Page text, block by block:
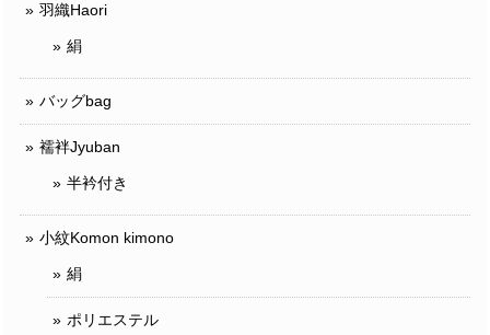
羽織Haori
絹
バッグbag
襦袢Jyuban
半衿付き
小紋Komon kimono
絹
ポリエステル